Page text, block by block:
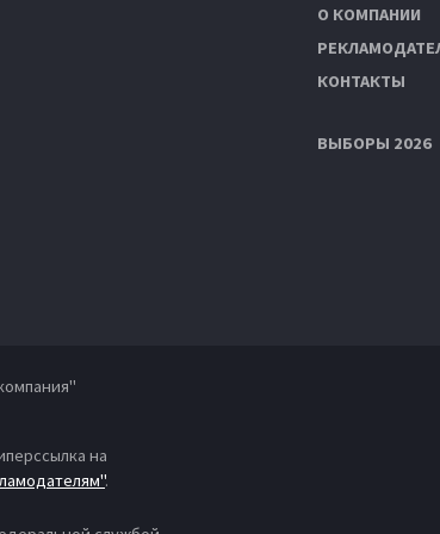
О КОМПАНИИ
КОНТАКТЫ
ВЫБОРЫ 2026
на
.